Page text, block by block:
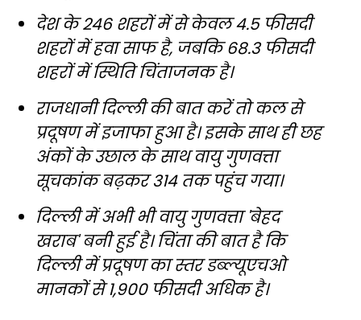
देश के 246 शहरों में से केवल 4.5 फीसदी
शहरों में हवा साफ है, जबकि 68.3 फीसदी
शहरों में स्थिति चिंताजनक है।
राजधानी दिल्ली की बात करें तो कल से
प्रदूषण में इजाफा हुआ है। इसके साथ ही छह
अंकों के उछाल के साथ वायु गुणवत्ता
सूचकांक बढ़कर 314 तक पहुंच गया।
दिल्ली में अभी भी वायु गुणवत्ता 'बेहद
खराब' बनी हुई है। चिंता की बात है कि
दिल्ली में प्रदूषण का स्तर डब्ल्यूएचओ
मानकों से 1,900 फीसदी अधिक है।